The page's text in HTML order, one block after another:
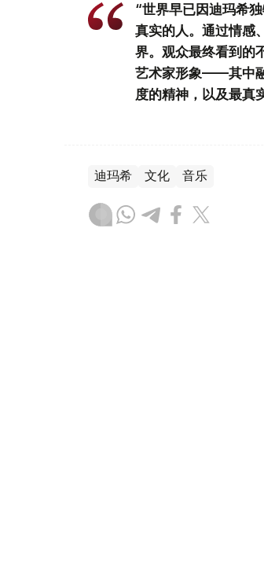
“世界早已因迪玛希
真实的人。通过情感
界。观众最终看到的
艺术家形象——其中
度的精神，以及最真
迪玛希 文化 音乐